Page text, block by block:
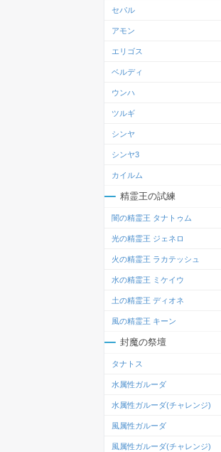
セパル
アモン
エリゴス
ベルディ
ウンハ
ツルギ
シンヤ
シンヤ3
カイルム
精霊王の試練
闇の精霊王 タナトゥム
光の精霊王 ジェネロ
火の精霊王 ラカテッシュ
水の精霊王 ミケイウ
土の精霊王 ディオネ
風の精霊王 キーン
封魔の祭壇
タナトス
水属性ガルーダ
水属性ガルーダ(チャレンジ)
風属性ガルーダ
風属性ガルーダ(チャレンジ)